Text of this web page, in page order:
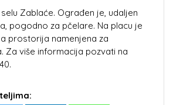
Zablaće. Ograđen je, udaljen
pogodno za pčelare. Na placu je
prostorija namenjena za
Za više informacija pozvati na